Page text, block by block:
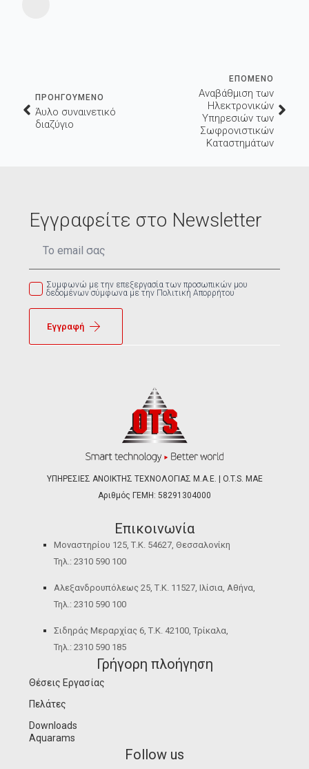
ΠΡΟΗΓΟΥΜΕΝΟ
Άυλο συναινετικό
διαζύγιο
ΕΠΟΜΕΝΟ
Αναβάθμιση των
Ηλεκτρονικών
Υπηρεσιών των
Σωφρονιστικών
Καταστημάτων
Εγγραφείτε στο Newsletter
Συμφωνώ με την επεξεργασία των προσωπικών μου
δεδομένων σύμφωνα με την Πολιτική Απορρήτου
Εγγραφή
ΥΠΗΡΕΣΙΕΣ ΑΝΟΙΚΤΗΣ ΤΕΧΝΟΛΟΓΙΑΣ Μ.Α.Ε. | O.T.S. ΜΑΕ
Αριθμός ΓΕΜΗ: 58291304000
Επικοινωνία
Μοναστηρίου 125, Τ.Κ. 54627, Θεσσαλονίκη
Τηλ.: 2310 590 100
Αλεξανδρουπόλεως 25, Τ.Κ. 11527, Ιλίσια, Αθήνα,
Τηλ.: 2310 590 100
Σιδηράς Μεραρχίας 6, Τ.Κ. 42100, Τρίκαλα,
Τηλ.: 2310 590 185
Γρήγορη πλοήγηση
Θέσεις Εργασίας
Πελάτες
Downloads
Aquarams
Follow us